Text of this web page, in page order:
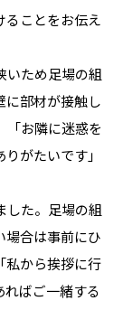
ることをお伝え
いため足場の組
に部材が接触し
「お隣に迷惑を
がたいです」
した。足場の組
場合は事前にひ
私から挨拶に行
ばご一緒する